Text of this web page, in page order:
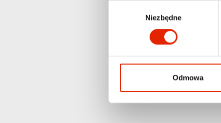
d
Niezbędne
Odmowa